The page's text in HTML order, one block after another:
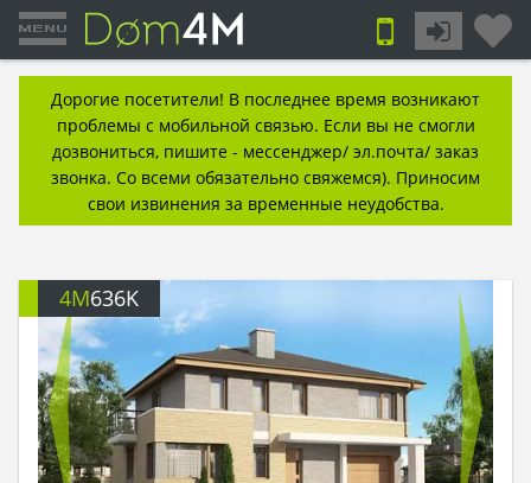
Дорогие посетители! В последнее время возникают
проблемы с мобильной связью. Если вы не смогли
дозвониться, пишите - мессенджер/ эл.почта/ заказ
звонка. Со всеми обязательно свяжемся). Приносим
свои извинения за временные неудобства.
4M636K